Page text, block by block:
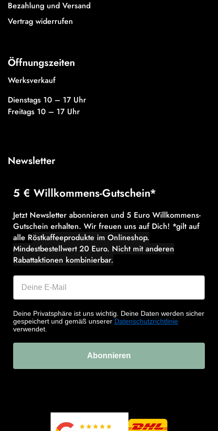
Bezahlung und Versand
Vertrag widerrufen
Öffnungszeiten
Werksverkauf
Dienstags 10 – 17 Uhr
Freitags 10 – 17 Uhr
Newsletter
5 € Willkommens-Gutschein*
Jetzt Newsletter abonnieren und 5 Euro Willkommens-
Gutschein erhalten. Wir freuen uns auf Dich! *gilt auf
alle Röstkaffeeprodukte im Onlineshop.
Mindestbestellwert 20 Euro. Nicht mit anderen
Rabattaktionen kombinierbar.
Deine Privatsphäre ist uns wichtig. Deine Daten werden sicher
gespeichert und gemäß unserer Datenschutzrichtlinie
verwendet.
Abonnieren